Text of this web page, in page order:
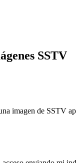
SSTV
imagen de SSTV